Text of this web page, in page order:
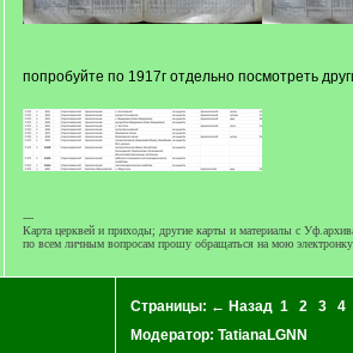
попробуйте по 1917г отдельно посмотреть
---
Карта церквей и приходы; другие карты и материалы с
по всем личным вопросам прошу обращаться на мою
Страницы: ← Назад 1 2 3 4
Модератор: TatianaLGNN